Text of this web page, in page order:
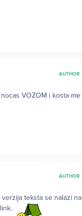
AUTHOR
VOZOM i kosta me
AUTHOR
teksta se nalazi na